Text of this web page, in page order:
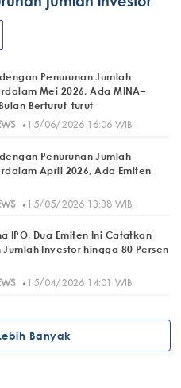
Penurunan Jumlah
Mei 2026, Ada MINA–
Berturut-turut
· 15/06/2026 16:06 WIB
Penurunan Jumlah
April 2026, Ada Emiten
· 15/05/2026 13:38 WIB
IPO, Dua Emiten Ini Catatkan
Jumlah Investor hingga 80 Persen
· 15/04/2026 14:01 WIB
Banyak